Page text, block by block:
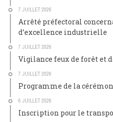
7 JUILLET 2026
Arrêté préfectoral
d’excellence industrielle
7 JUILLET 2026
Vigilance feux de forêt et
7 JUILLET 2026
Programme de la
6 JUILLET 2026
Inscription pour le